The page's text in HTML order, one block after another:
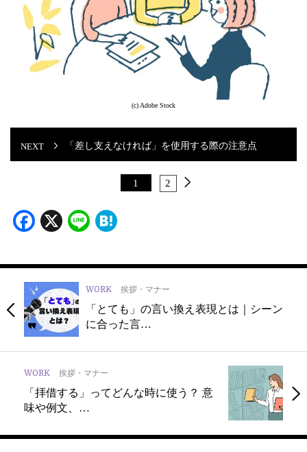
(c) Adobe Stock
「差し支えなければ」を使用する際の注意点
1 2
Facebook
X Line
WORK 挨拶・マナー
「とても」の言い換え表現とは｜シーン
に合った言…
WORK 挨拶・マナー
「拝借する」ってどんな時に使う？ 意
味や例文、…